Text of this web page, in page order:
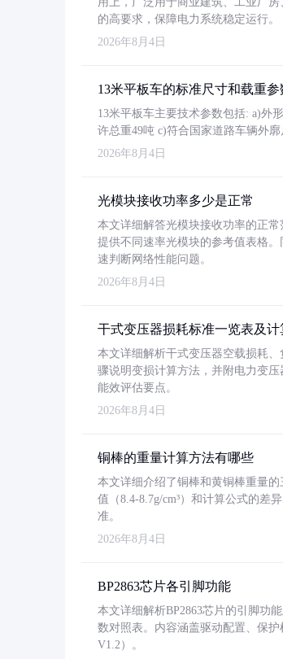
的高要求，保障电力系统稳定运行。
2026年8月4日
13米平板车的标准尺寸和载重参
13米平板车主要技术参数包括: a)外
许总重49吨 c)符合国家道路车辆外
2026年8月4日
光模块接收功率多少是正常
本文详细解答光模块接收功率的正
提供不同速率光模块的参考值表格
速判断网络性能问题。
2026年8月4日
干式变压器损耗标准一览表及计
本文详细解析干式变压器空载损耗
骤说明变损计算方法，并附电力变
能效评估要点。
2026年8月4日
铜棒的重量计算方法有哪些
本文详细介绍了铜棒和黄铜棒重量
值（8.4-8.7g/cm³）和计算公式的差
准。
2026年8月4日
BP2863芯片各引脚功能
本文详细解析BP2863芯片的引脚功
数对照表。内容涵盖驱动配置、保
V1.2）。